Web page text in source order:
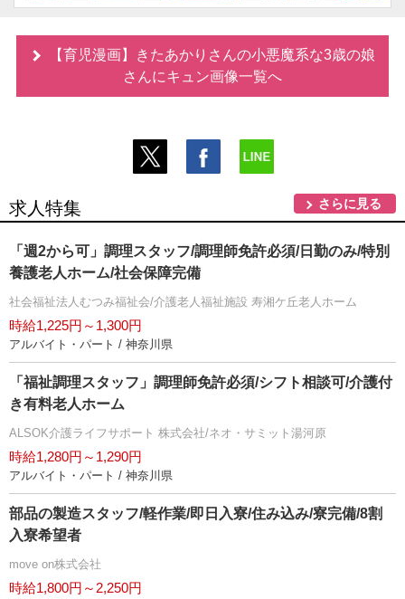
【育児漫画】きたあかりさんの小悪魔系な3歳の娘
さんにキュン画像一覧へ
求人特集 さらに見る
「週2から可」調理スタッフ/調理師免許必須/日勤のみ/特別
養護老人ホーム/社会保障完備
社会福祉法人むつみ福祉会/介護老人福祉施設 寿湘ケ丘老人ホーム
時給1,225円～1,300円
アルバイト・パート / 神奈川県
「福祉調理スタッフ」調理師免許必須/シフト相談可/介護付
き有料老人ホーム
ALSOK介護ライフサポート 株式会社/ネオ・サミット湯河原
時給1,280円～1,290円
アルバイト・パート / 神奈川県
部品の製造スタッフ/軽作業/即日入寮/住み込み/寮完備/8割
入寮希望者
move on株式会社
時給1,800円～2,250円